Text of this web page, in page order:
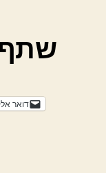
דואר